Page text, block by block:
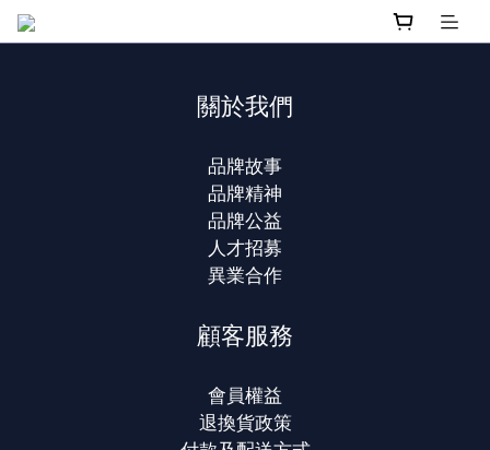
關於我們
品牌故事
品牌精神
品牌公益
人才招募
異業合作
顧客服務
會員權益
退換貨政策